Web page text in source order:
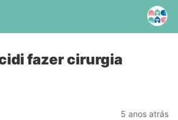
fazer cirurgia
5 anos atrás